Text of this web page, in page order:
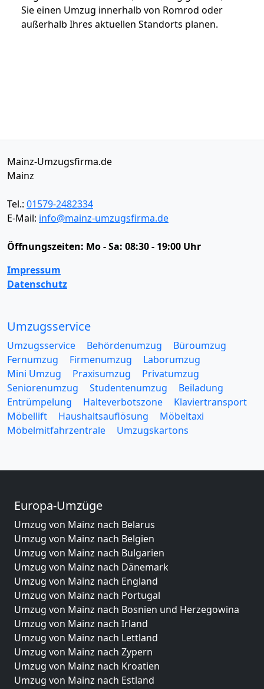
Sie einen Umzug innerhalb von Romrod oder
außerhalb Ihres aktuellen Standorts planen.
Mainz-Umzugsfirma.de
Mainz
Tel.: 01579-2482334
E-Mail: info@mainz-umzugsfirma.de
Öffnungszeiten: Mo - Sa: 08:30 - 19:00 Uhr
Impressum
Datenschutz
Umzugsservice
Umzugsservice Behördenumzug
Büroumzug
Fernumzug
Firmenumzug
Laborumzug
Mini Umzug
Praxisumzug
Privatumzug
Seniorenumzug
Studentenumzug
Beiladung
Entrümpelung
Halteverbotszone
Klaviertransport
Möbellift
Haushaltsauflösung
Möbeltaxi
Möbelmitfahrzentrale
Umzugskartons
Europa-Umzüge
Umzug von Mainz nach Belarus
Umzug von Mainz nach Belgien
Umzug von Mainz nach Bulgarien
Umzug von Mainz nach Dänemark
Umzug von Mainz nach England
Umzug von Mainz nach Portugal
Umzug von Mainz nach Bosnien und Herzegowina
Umzug von Mainz nach Irland
Umzug von Mainz nach Lettland
Umzug von Mainz nach Zypern
Umzug von Mainz nach Kroatien
Umzug von Mainz nach Estland